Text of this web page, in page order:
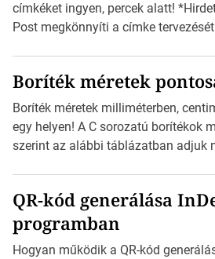
címkéket ingyen, percek alatt!
Post megkönnyíti a címke
igazán foroghatnak a kreatív
zajlik a saját címke készítése.
Válasszon méretet és alakot:
méretét. Akár néhány […]
Boríték méretek
Boríték méretek milliméterben,
egy helyen! A C sorozatú borítékok
szerint az alábbi táblázatban adjuk
mutatja az A4-es papírlaphoz
észak-amerikai boríték méretére az
vonatkozik. Boríték méretének
QR-kód generálása
programban
Hogyan működik a QR-kód